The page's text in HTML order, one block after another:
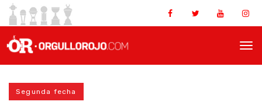
Segunda fecha